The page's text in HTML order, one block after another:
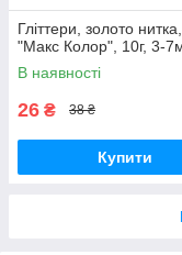
Гліттери, золото
"Макс Колор", 10г, 3-
В наявності
26 ₴ 38 ₴
Купити